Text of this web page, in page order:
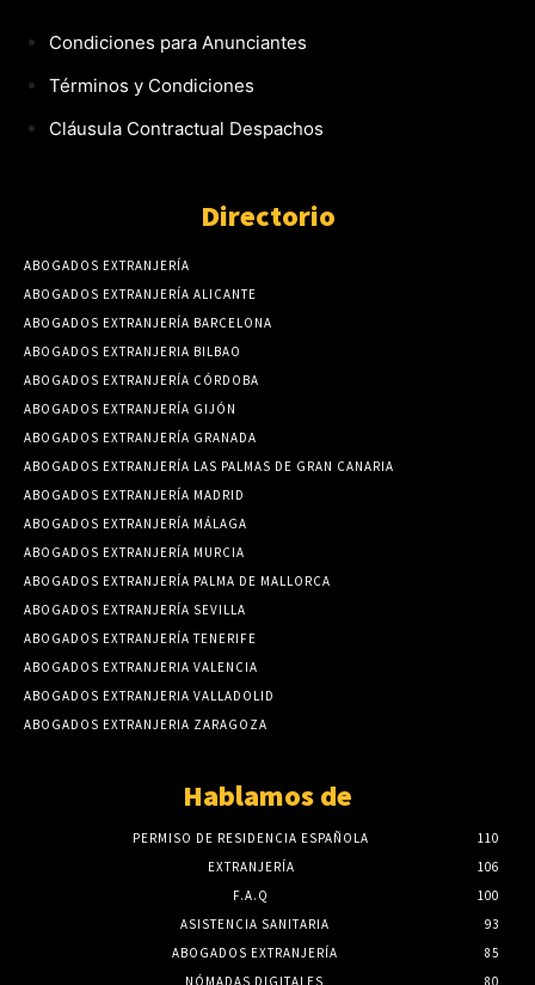
Condiciones para Anunciantes
Términos y Condiciones
Cláusula Contractual Despachos
Directorio
ABOGADOS EXTRANJERÍA
ABOGADOS EXTRANJERÍA ALICANTE
ABOGADOS EXTRANJERÍA BARCELONA
ABOGADOS EXTRANJERIA BILBAO
ABOGADOS EXTRANJERÍA CÓRDOBA
ABOGADOS EXTRANJERÍA GIJÓN
ABOGADOS EXTRANJERÍA GRANADA
ABOGADOS EXTRANJERÍA LAS PALMAS DE GRAN CANARIA
ABOGADOS EXTRANJERÍA MADRID
ABOGADOS EXTRANJERÍA MÁLAGA
ABOGADOS EXTRANJERÍA MURCIA
ABOGADOS EXTRANJERÍA PALMA DE MALLORCA
ABOGADOS EXTRANJERÍA SEVILLA
ABOGADOS EXTRANJERÍA TENERIFE
ABOGADOS EXTRANJERIA VALENCIA
ABOGADOS EXTRANJERIA VALLADOLID
ABOGADOS EXTRANJERIA ZARAGOZA
Hablamos de
PERMISO DE RESIDENCIA ESPAÑOLA
110
EXTRANJERÍA
106
F.A.Q
100
ASISTENCIA SANITARIA
93
ABOGADOS EXTRANJERÍA
85